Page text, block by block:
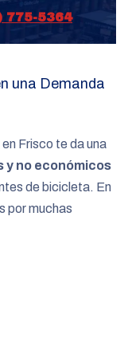
775-5364
una Demanda
Frisco te da una
y no económicos
de bicicleta. En
por muchas